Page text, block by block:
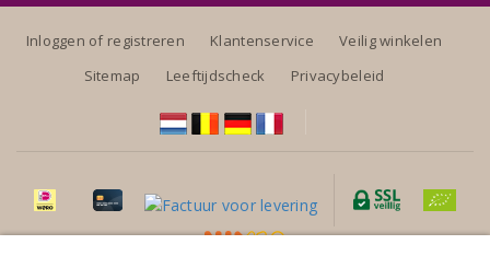
Inloggen of registreren Klantenservice
Veilig winkelen
Sitemap
Leeftijdscheck Privacybeleid